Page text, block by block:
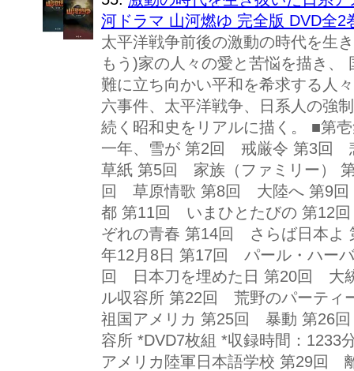
河ドラマ 山河燃ゆ 完全版 DVD全2
太平洋戦争前後の激動の時代を生
もう)家の人々の愛と苦悩を描き、
難に立ち向かい平和を希求する人
六事件、太平洋戦争、日系人の強
続く昭和史をリアルに描く。 ■第
一年、雪が 第2回 戒厳令 第3回
草紙 第5回 家族（ファミリー）
回 草原情歌 第8回 大陸へ 第9
都 第11回 いまひとたびの 第12
ぞれの青春 第14回 さらば日本
年12月8日 第17回 パール・ハー
回 日本刀を埋めた日 第20回 大
ル収容所 第22回 荒野のパーテ
祖国アメリカ 第25回 暴動 第26
容所 *DVD7枚組 *収録時間：
アメリカ陸軍日本語学校 第29